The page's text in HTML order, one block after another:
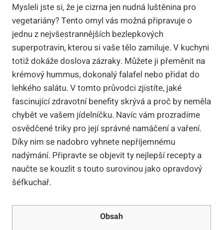
Mysleli jste si, že je cizrna jen nudná luštěnina pro
vegetariány? Tento omyl vás možná připravuje o
jednu z nejvšestrannějších bezlepkových
superpotravin, kterou si vaše tělo zamiluje. V kuchyni
totiž dokáže doslova zázraky. Můžete ji přeměnit na
krémový hummus, dokonalý falafel nebo přidat do
lehkého salátu. V tomto průvodci zjistíte, jaké
fascinující zdravotní benefity skrývá a proč by neměla
chybět ve vašem jídelníčku. Navíc vám prozradíme
osvědčené triky pro její správné namáčení a vaření.
Díky nim se nadobro vyhnete nepříjemnému
nadýmání. Připravte se objevit ty nejlepší recepty a
naučte se kouzlit s touto surovinou jako opravdový
šéfkuchař.
Obsah